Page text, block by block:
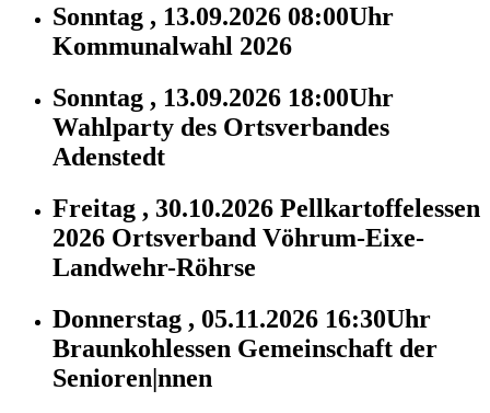
Sonntag , 13.09.2026 08:00Uhr
Kommunalwahl 2026
Sonntag , 13.09.2026 18:00Uhr
Wahlparty des Ortsverbandes
Adenstedt
Freitag , 30.10.2026 Pellkartoffelessen
2026 Ortsverband Vöhrum-Eixe-
Landwehr-Röhrse
Donnerstag , 05.11.2026 16:30Uhr
Braunkohlessen Gemeinschaft der
Senioren|nnen